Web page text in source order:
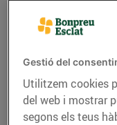
Ctra..TV-
Telèfon
877002269
Gestió del
Utilitzem cookies
del web i mostrar
segons els teus